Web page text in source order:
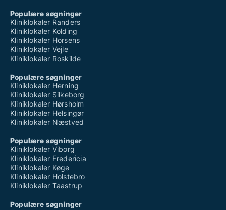
Populære søgninger
Kliniklokaler Randers
Kliniklokaler Kolding
Kliniklokaler Horsens
Kliniklokaler Vejle
Kliniklokaler Roskilde
Populære søgninger
Kliniklokaler Herning
Kliniklokaler Silkeborg
Kliniklokaler Hørsholm
Kliniklokaler Helsingør
Kliniklokaler Næstved
Populære søgninger
Kliniklokaler Viborg
Kliniklokaler Fredericia
Kliniklokaler Køge
Kliniklokaler Holstebro
Kliniklokaler Taastrup
Populære søgninger